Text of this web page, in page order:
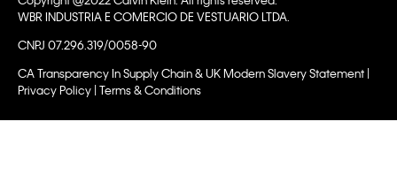
WBR INDUSTRIA E COMERCIO DE VESTUARIO LTDA.
CNPJ 07.296.319/0058-90
CA Transparency In Supply Chain & UK Modern Slavery Statement |
Privacy Policy | Terms & Conditions